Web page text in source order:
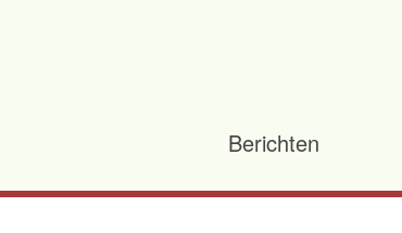
Berichten